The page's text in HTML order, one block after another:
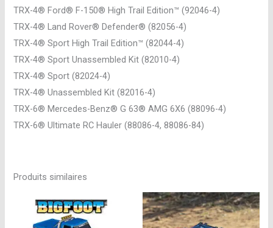
TRX-4® Ford® F-150® High Trail Edition™ (92046-4)
TRX-4® Land Rover® Defender® (82056-4)
TRX-4® Sport High Trail Edition™ (82044-4)
TRX-4® Sport Unassembled Kit (82010-4)
TRX-4® Sport (82024-4)
TRX-4® Unassembled Kit (82016-4)
TRX-6® Mercedes-Benz® G 63® AMG 6X6 (88096-4)
TRX-6® Ultimate RC Hauler (88086-4, 88086-84)
Produits similaires